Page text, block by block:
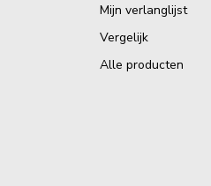
Mijn verlanglijst
Vergelijk
Alle producten